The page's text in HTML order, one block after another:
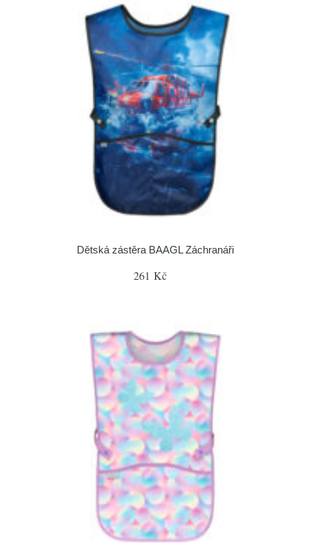
Dětská zástěra BAAGL Záchranáři
261 Kč